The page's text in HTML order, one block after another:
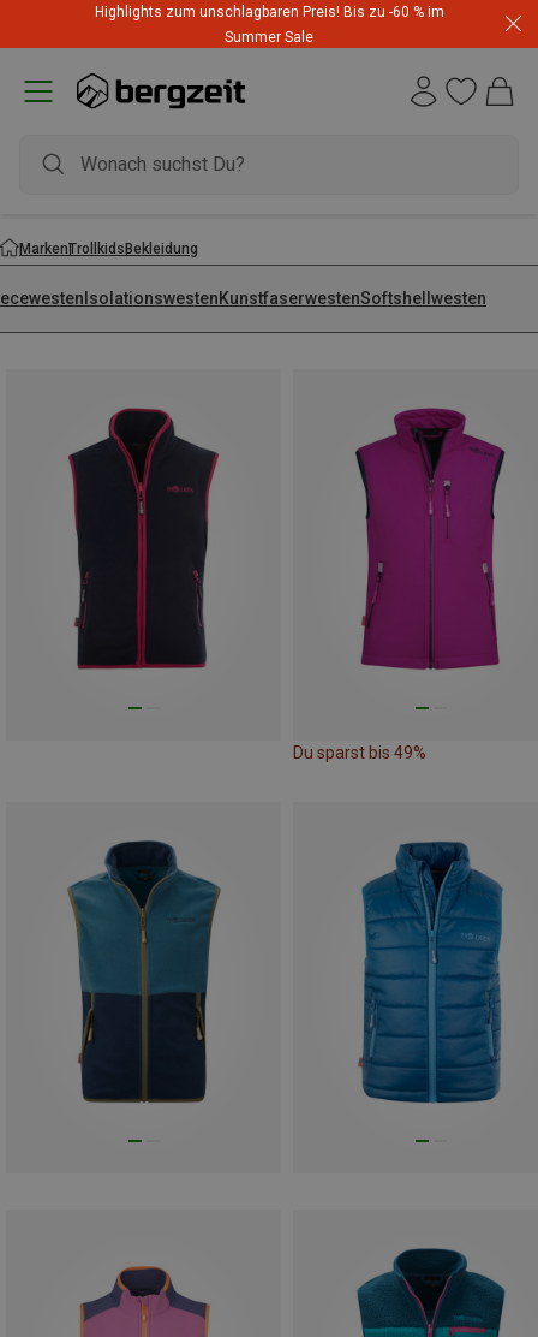
Highlights zum unschlagbaren Preis! Bis zu -60 % im
Summer Sale
MarkenTrollkidsBekleidung
IsolationswestenKunstfaserwestenSoftshellwesten
Du sparst bis 49%